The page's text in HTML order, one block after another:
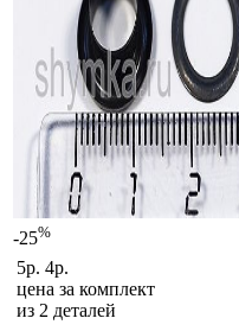
-25%
5р. 4р.
цена за комплект
из 2 деталей